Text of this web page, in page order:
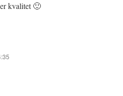
kvalitet 🙂